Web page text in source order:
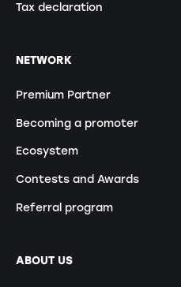
Tax declaration
NETWORK
Premium Partner
Becoming a promoter
Ecosystem
Contests and Awards
Referral program
ABOUT US